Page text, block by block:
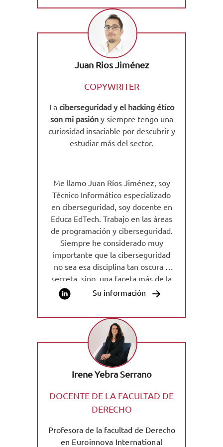
Juan Rios Jiménez
COPYWRITER
La ciberseguridad y el hacking ético
son mi pasióny siempre tengo una
curiosidad insaciable por descubrir y
estudiar más del sector.
Me llamo Juan Ríos Jiménez, soy
Técnico Informático especializado
en ciberseguridad, soy docente en
Educa EdTech. Trabajo en las áreas
de programación y ciberseguridad.
Siempre he considerado muy
importante que la ciberseguridad
no sea esa disciplina tan oscura y
secreta, sino, una faceta más de la
informática esencial para proteger
las tecnologías de nuestro día a día.
Su información
Irene Yebra Serrano
DOCENTE DE LA FACULTAD DE
DERECHO
Profesora de la facultad de Derecho
en Euroinnova International